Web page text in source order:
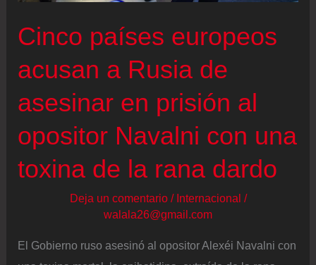
Cinco países europeos
acusan a Rusia de
asesinar en prisión al
opositor Navalni con una
toxina de la rana dardo
Deja un comentario / Internacional /
walala26@gmail.com
El Gobierno ruso asesinó al opositor Alexéi Navalni con